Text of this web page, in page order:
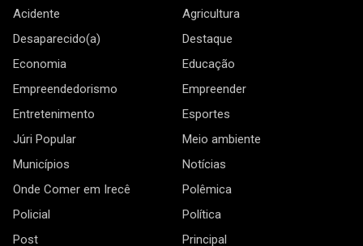
Acidente
Agricultura
Desaparecido(a)
Destaque
Economia
Educação
Empreendedorismo
Empreender
Entretenimento
Esportes
Júri Popular
Meio ambiente
Municípios
Notícias
Onde Comer em Irecê
Polêmica
Policial
Política
Post
Principal